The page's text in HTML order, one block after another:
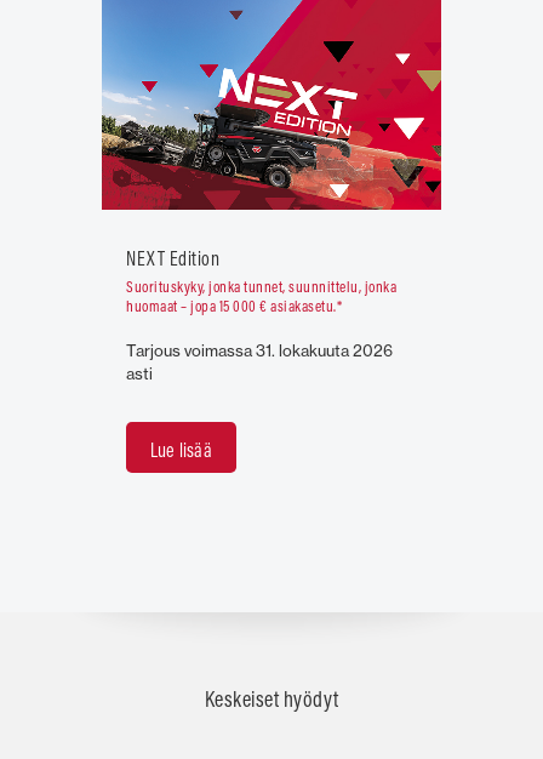
NEXT Edition
Suorituskyky, jonka tunnet, suunnittelu, jonka
huomaat – jopa 15 000 € asiakasetu.*
Tarjous voimassa 31. lokakuuta 2026
asti
Lue lisää
Keskeiset hyödyt